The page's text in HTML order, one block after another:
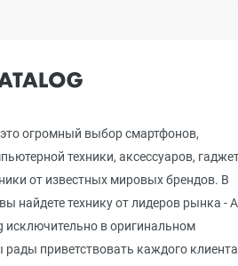
это огромный выбор смартфонов,
техники, аксессуаров,
от известных мировых брендов. В
найдете технику от лидеров рынка -
исключительно в оригинальном
приветствовать каждого